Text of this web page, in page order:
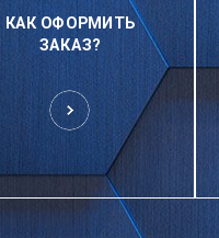
КАК ОФОРМИТЬ
ЗАКАЗ?